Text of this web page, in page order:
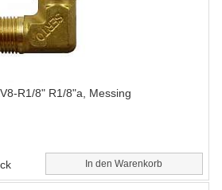
R1/8" R1/8"a, Messing
In den Warenkorb